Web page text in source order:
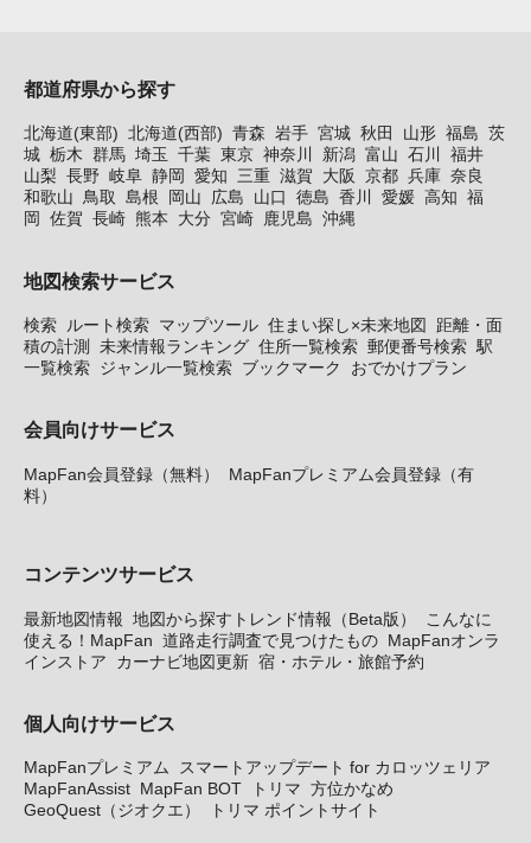
都道府県から探す
北海道(東部) 北海道(西部) 青森 岩手 宮城 秋田 山形 福島 茨
城 栃木 群馬 埼玉 千葉 東京 神奈川 新潟 富山 石川
福井
山梨 長野 岐阜 静岡 愛知 三重 滋賀 大阪 京都 兵庫 奈良
和歌山 鳥取 島根 岡山 広島 山口 徳島 香川 愛媛 高知 福
岡
佐賀 長崎 熊本 大分 宮崎 鹿児島 沖縄
地図検索サービス
検索 ルート検索 マップツール 住まい探し×未来地図
距離・面
積の計測
未来情報ランキング 住所一覧検索 郵便番号検索 駅
一覧検索 ジャンル一覧検索 ブックマーク おでかけプラン
会員向けサービス
MapFan会員登録（無料）
MapFanプレミアム会員登録（有
料）
コンテンツサービス
最新地図情報 地図から探すトレンド情報（Beta版）
こんなに
使える！MapFan 道路走行調査で見つけたもの MapFanオンラ
インストア
カーナビ地図更新 宿・ホテル・旅館予約
個人向けサービス
MapFanプレミアム
スマートアップデート for カロッツェリア
MapFanAssist MapFan BOT トリマ 方位かなめ
GeoQuest（ジオクエ）
トリマ ポイントサイト